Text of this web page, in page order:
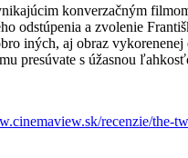
konverzačným
odstúpenia a zvolenie
iných, aj obraz
presúvate s úžasnou
recenzie/the-